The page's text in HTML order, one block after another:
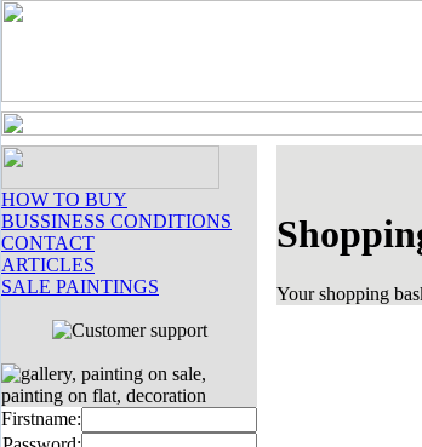
HOW TO BUY
BUSSINESS CONDITIONS
CONTACT
ARTICLES
SALE PAINTINGS
Firstname:
Your shopping